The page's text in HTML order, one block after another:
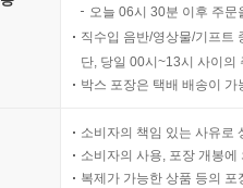
오늘 06시 30분 이후 주
직수입 음반/영상물/기프트
단, 당일 00시~13시 사이의
박스 포장은 택배 배송이
소비자의 책임 있는 사유로
소비자의 사용, 포장 개봉
복제가 가능한 상품 등의